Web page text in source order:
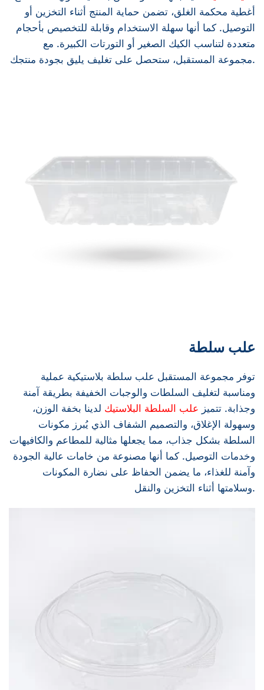
أغطية محكمة الغلق، تضمن حماية المنتج أثناء التخزين أو
التوصيل. كما أنها سهلة الاستخدام وقابلة للتخصيص بأحجام
متعددة لتناسب الكيك الصغير أو التورتات الكبيرة. مع
مجموعة المستقبل، ستحصل على تغليف يليق بجودة منتجك.
علب سلطة
توفر مجموعة المستقبل علب سلطة بلاستيكية عملية
ومناسبة لتغليف السلطات والوجبات الخفيفة بطريقة آمنة
وجذابة. تتميز علب السلطة البلاستيك لدينا بخفة الوزن،
وسهولة الإغلاق، والتصميم الشفاف الذي يُبرز مكونات
السلطة بشكل جذاب، مما يجعلها مثالية للمطاعم والكافيهات
وخدمات التوصيل. كما أنها مصنوعة من خامات عالية الجودة
وآمنة للغذاء، ما يضمن الحفاظ على نضارة المكونات
وسلامتها أثناء التخزين والنقل.